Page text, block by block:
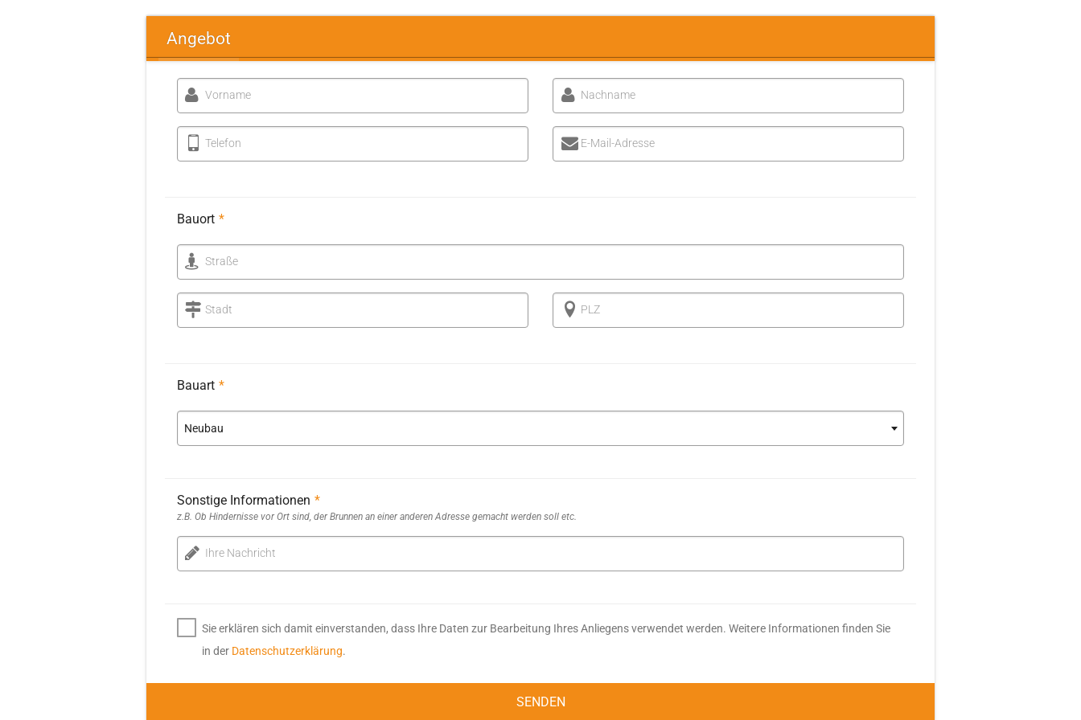
Angebot
Vorname
Telefon
Nachname
E-Mail-Adresse
Bauort *
Straße
Stadt PLZ
Bauart *
Neubau
Sonstige Informationen *
z.B. Ob Hindernisse vor Ort sind, der Brunnen an einer anderen Adresse gemacht werden soll etc.
Ihre Nachricht
Sie erklären sich damit einverstanden, dass Ihre Daten zur Bearbeitung Ihres Anliegens verwendet werden. Weitere Informationen finden Sie
in der Datenschutzerklärung.
SENDEN